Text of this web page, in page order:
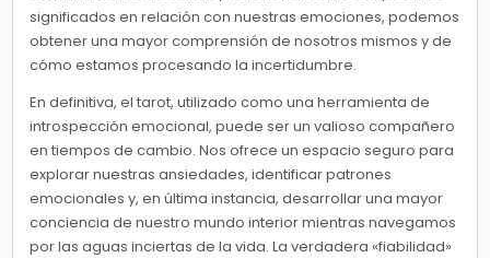
significados en relación con nuestras emociones, podemos
obtener una mayor comprensión de nosotros mismos y de
cómo estamos procesando la incertidumbre.
En definitiva, el tarot, utilizado como una herramienta de
introspección emocional, puede ser un valioso compañero
en tiempos de cambio. Nos ofrece un espacio seguro para
explorar nuestras ansiedades, identificar patrones
emocionales y, en última instancia, desarrollar una mayor
conciencia de nuestro mundo interior mientras navegamos
por las aguas inciertas de la vida. La verdadera «fiabilidad»